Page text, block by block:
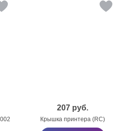
207 руб.
Крышка принтера (RC)